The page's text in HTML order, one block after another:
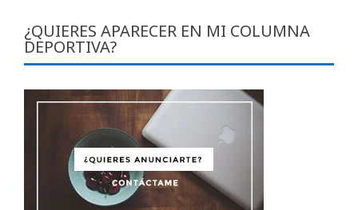
¿QUIERES APARECER EN MI COLUMNA
DEPORTIVA?